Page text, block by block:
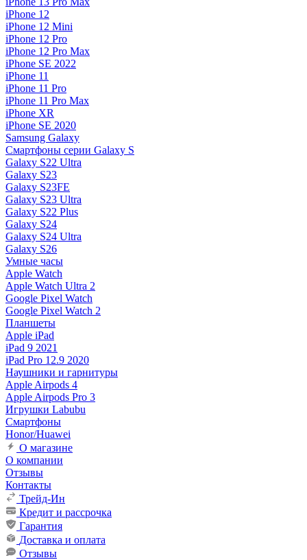
iPhone 12
iPhone 12 Mini
iPhone 12 Pro
iPhone 12 Pro Max
iPhone SE 2022
iPhone 11
iPhone 11 Pro
iPhone 11 Pro Max
iPhone XR
iPhone SE 2020
Samsung Galaxy
Смартфоны серии Galaxy S
Galaxy S22 Ultra
Galaxy S23
Galaxy S23FE
Galaxy S23 Ultra
Galaxy S22 Plus
Galaxy S24
Galaxy S24 Ultra
Galaxy S26
Умные часы
Apple Watch
Apple Watch Ultra 2
Google Pixel Watch
Google Pixel Watch 2
Планшеты
Apple iPad
iPad 9 2021
iPad Pro 12.9 2020
Наушники и гарнитуры
Apple Airpods 4
Apple Airpods Pro 3
Игрушки Labubu
Смартфоны
Honor/Huawei
О магазине
О компании
Отзывы
Контакты
Трейд-Ин
Кредит и рассрочка
Гарантия
Доставка и оплата
Отзывы